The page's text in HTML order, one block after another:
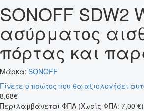
SONOFF SDW2
ασύρματος
πόρτας και
Μάρκα: SONOFF
Γίνετε ο πρώτος που θα αξιολογήσει
8,68€
Περιλαμβάνεται ΦΠΑ (Χωρίς ΦΠΑ: 7,00 €)